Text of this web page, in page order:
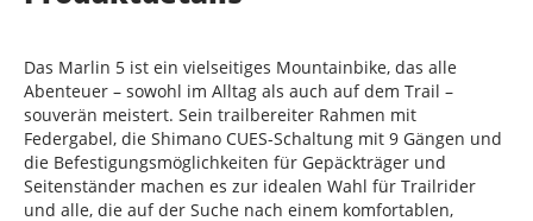
Das Marlin 5 ist ein vielseitiges Mountainbike, das alle
Abenteuer – sowohl im Alltag als auch auf dem Trail –
souverän meistert. Sein trailbereiter Rahmen mit
Federgabel, die Shimano CUES-Schaltung mit 9 Gängen und
die Befestigungsmöglichkeiten für Gepäckträger und
Seitenständer machen es zur idealen Wahl für Trailrider
und alle, die auf der Suche nach einem komfortablen,